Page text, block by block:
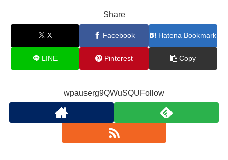
Share
X Facebook Hatena Bookmark
LINE Pinterest Copy
wpauserg9QWuSQUFollow